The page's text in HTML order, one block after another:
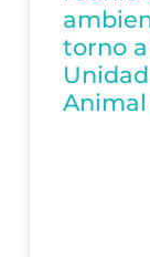
torno
Animal